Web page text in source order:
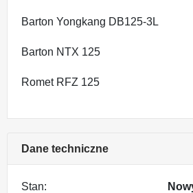
Barton Yongkang DB125-3L
Barton NTX 125
Romet RFZ 125
Dane techniczne
Stan: